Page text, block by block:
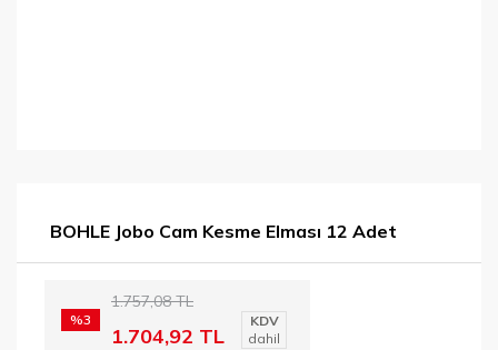
BOHLE Jobo Cam Kesme Elması 12 Adet
%3
1.757,08 TL
1.704,92 TL
KDV
dahil